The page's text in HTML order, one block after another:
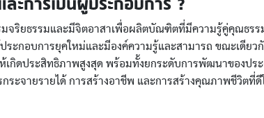
จริยธรรมและมีจิตอาสาเพื่อผลิตบัณฑิตที่มีความรู้คู่คุณธรร
ะกอบการยุคใหม่และมีองค์ความรู้และสามารถ ขณะเดียว
เกิดประสิทธิภาพสูงสุด พร้อมทั้งยกระดับการพัฒนาของปร
ระจายรายได้ การสร้างอาชีพ และการสร้างคุณภาพชีวิตที่ดี